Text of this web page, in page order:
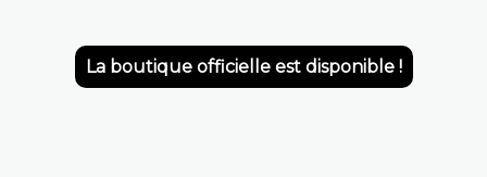
La boutique officielle est disponible !